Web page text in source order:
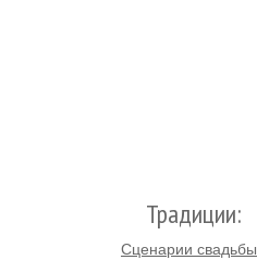
Традиции:
Сценарии свадьбы